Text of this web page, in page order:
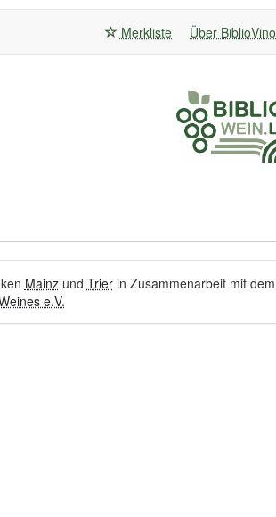
Merkliste Über BiblioVino
Mainzund Trierin Zusammenarbeit mit dem
e.V.